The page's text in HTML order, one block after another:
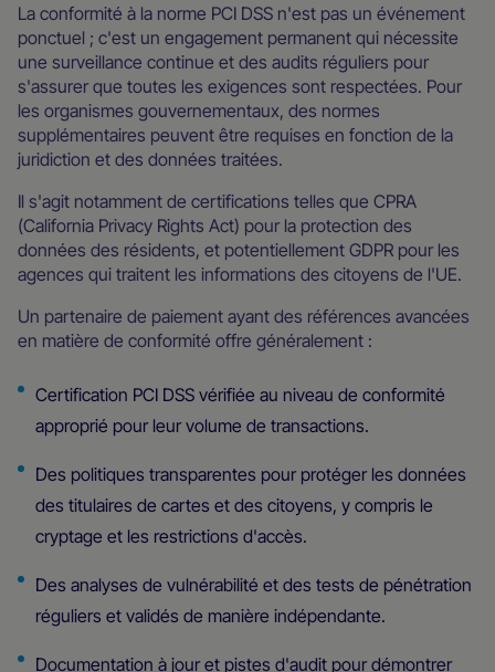
La conformité à la norme PCI DSS n'est pas un événement
ponctuel ; c'est un engagement permanent qui nécessite
une surveillance continue et des audits réguliers pour
s'assurer que toutes les exigences sont respectées. Pour
les organismes gouvernementaux, des normes
supplémentaires peuvent être requises en fonction de la
juridiction et des données traitées.
Il s'agit notamment de certifications telles que CPRA
(California Privacy Rights Act) pour la protection des
données des résidents, et potentiellement GDPR pour les
agences qui traitent les informations des citoyens de l'UE.
Un partenaire de paiement ayant des références avancées
en matière de conformité offre généralement :
Certification PCI DSS vérifiée au niveau de conformité
approprié pour leur volume de transactions.
Des politiques transparentes pour protéger les données
des titulaires de cartes et des citoyens, y compris le
cryptage et les restrictions d'accès.
Des analyses de vulnérabilité et des tests de pénétration
réguliers et validés de manière indépendante.
Documentation à jour et pistes d'audit pour démontrer